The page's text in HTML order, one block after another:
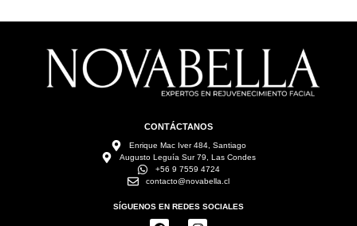
CONTÁCTANOS
Enrique Mac Iver 484, Santiago
Augusto Leguía Sur 79, Las Condes
+56 9 7559 4724
contacto@novabella.cl
SÍGUENOS EN REDES SOCIALES